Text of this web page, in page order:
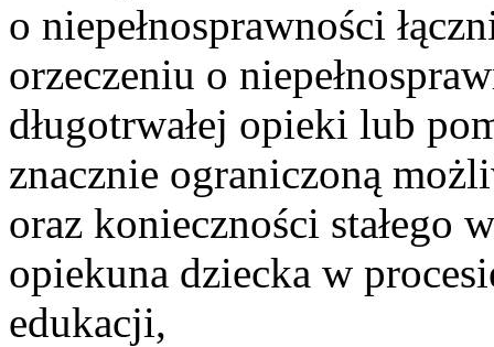
o niepełnosprawności
orzeczeniu o
długotrwałej opieki lub
znacznie ograniczoną
oraz konieczności stałego
opiekuna dziecka w
edukacji,